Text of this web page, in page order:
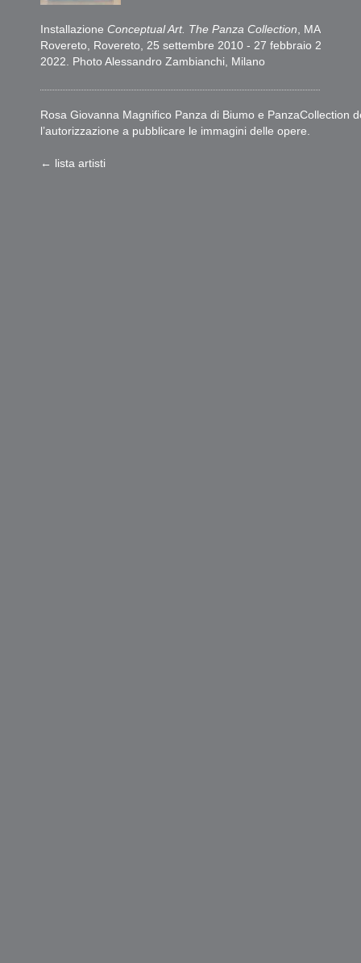
Installazione Conceptual Art. The Panza Collection , MART
Rovereto, Rovereto, 25 settembre 2010 - 27 febbraio 2011.
2022. Photo Alessandro Zambianchi, Milano
Rosa Giovanna Magnifico Panza di Biumo e PanzaCollection
l’autorizzazione a pubblicare le immagini delle opere.
← lista artisti